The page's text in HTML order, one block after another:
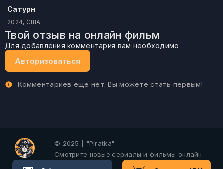
Сатурн
2024, США
Твой отзыв на онлайн фильм
Для добавления комментария вам необходимо
Авторизоваться
Комментариев еще нет. Вы можете стать первым!
© 2025 | "Piratka"
Смотрите новые сериалы и фильмы онлайн.